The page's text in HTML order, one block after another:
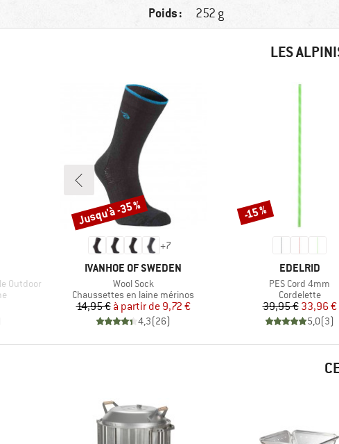
Poids : 252 g
LES
Outdoor
+7
MARQUE
IVANHOE OF SWEDEN
Article
Wool Sock
Product group
Chaussettes en laine mérinos
Prix
14,95 € Prix réduit
à partir de 9,72 €
4,3(26)
Remise
Jusqu'à -35 %
MARQUE
EDELRID
Article
PES Cord 4mm
Product group
Cordelette
Prix
39,95 €Prix réduit
33,96 €
5,0(3)
Remise
-15 %